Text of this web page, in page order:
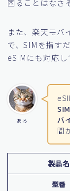
困ることはなさ
また、楽天モバ
で、SIMを指す
eSIMにも対応し
ある
バ
間
製品名
型番